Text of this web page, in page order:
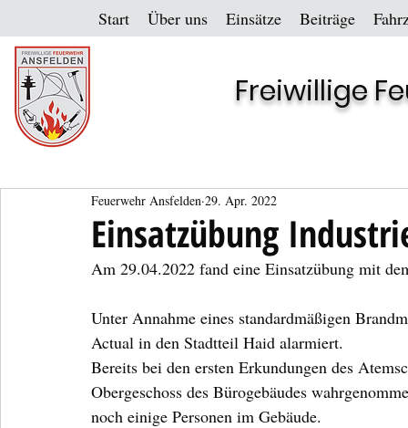
Start Über uns Einsätze Beiträge
Freiwillige
Einsatzübung
Feuerwehr Ansfelden 29. Apr. 2022
Am 29.04.2022 fand eine Einsatzübung mit
Unter Annahme eines standardmäßigen
Actual in den Stadtteil Haid alarmiert.
Bereits bei den ersten Erkundungen des
Obergeschoss des Bürogebäudes
noch einige Personen im Gebäude.